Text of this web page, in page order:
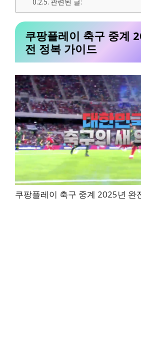
쿠팡플레이 축구 중계
전 정복 가이드
쿠팡플레이 축구 중계 2025년 완